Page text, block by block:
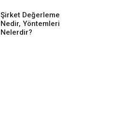
Şirket Değerleme
Nedir, Yöntemleri
Nelerdir?